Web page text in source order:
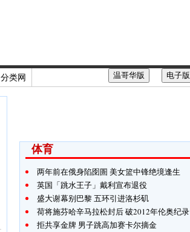
分类网 电子版
温哥华版
体育
两年前在俄身陷囹圄 美女篮中锋绝境逢生
英国「跳水王子」戴利宣布退役
盛大谢幕别巴黎 五环引进洛杉矶
荷将施芬哈辛马拉松封后 破2012年伦奥纪录
拒共享金牌 男子跳高加赛卡尔摘金